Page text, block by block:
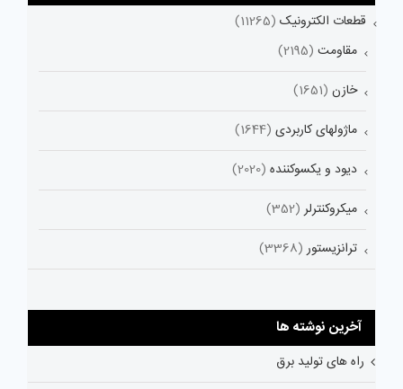
قطعات الکترونیک (11265)
مقاومت (2195)
خازن (1651)
ماژولهای کاربردی (1644)
دیود و یکسوکننده (2020)
میکروکنترلر (352)
ترانزیستور (3368)
آخرین نوشته ها
راه های تولید برق